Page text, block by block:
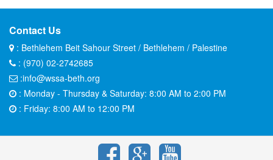
Contact Us
: Bethlehem Beit Sahour Street / Bethlehem / Palestine
: (970) 02-2742685
:info@wssa-beth.org
: Monday - Thursday & Saturday: 8:00 AM to 2:00 PM
: Friday: 8:00 AM to 12:00 PM